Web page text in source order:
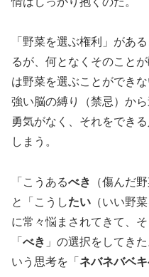
「野菜を選ぶ権利」があ
るが、何となくそのこと
は野菜を選ぶことができ
強い脳の縛り（禁忌）か
勇気がなく、それをでき
しまう。
「こうあるべき
（傷んだ
と「こうしたい （いい野
に常々悩まされてきて、
「 べき 」の選択をしてき
いう思考を「 ネバネバベ